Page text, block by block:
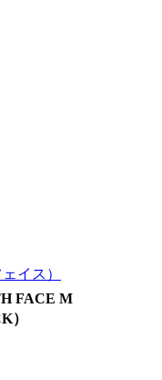
イス）
FACE M
）